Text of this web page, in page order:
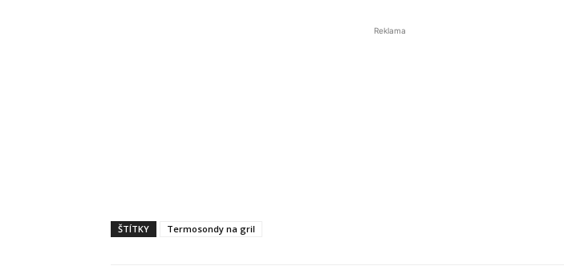
Reklama
ŠTÍTKY Termosondy na gril